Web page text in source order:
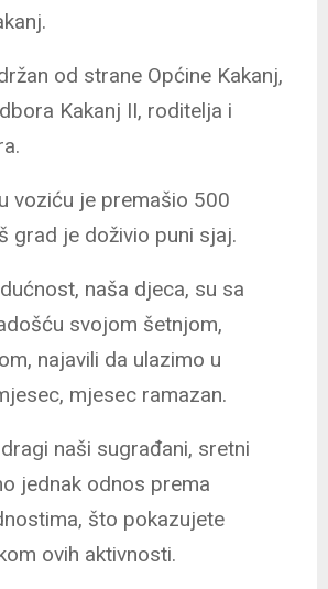
od strane Općine Kakanj,
Kakanj II, roditelja i
voziću je premašio 500
grad je doživio puni sjaj.
naša djeca, su sa
svojom šetnjom,
najavili da ulazimo u
mjesec ramazan.
naši sugrađani, sretni
jednak odnos prema
što pokazujete
ovih aktivnosti.